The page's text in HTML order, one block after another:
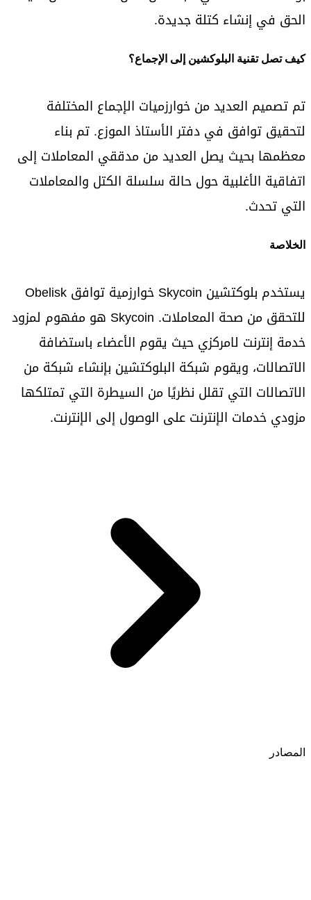
الحق في إنشاء كتلة جديدة.
كيف تصل تقنية البلوكشين إلى الإجماع؟
تم تصميم العديد من خوارزميات الإجماع المختلفة
لتحقيق توافق في دفتر الأستاذ الموزع. تم بناء
معظمها بحيث يصل العديد من مدققي المعاملات إلى
اتفاقية الأغلبية حول حالة سلسلة الكتل والمعاملات
التي تحدث.
الخلاصة
يستخدم بلوكتشين Skycoin خوارزمية توافق Obelisk
للتحقق من صحة المعاملات. Skycoin هو مفهوم لمزود
خدمة إنترنت لامركزي حيث يقوم الأعضاء باستضافة
الاتصالات، ويقوم شبكة البلوكتشين بإنشاء شبكة من
الاتصالات التي تقلل نظريًا من السيطرة التي تمتلكها
مزودي خدمات الإنترنت على الوصول إلى الإنترنت.
المصادر